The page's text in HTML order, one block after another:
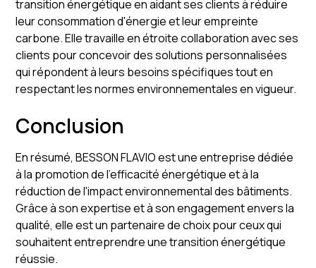
transition énergétique en aidant ses clients à réduire
leur consommation d'énergie et leur empreinte
carbone. Elle travaille en étroite collaboration avec ses
clients pour concevoir des solutions personnalisées
qui répondent à leurs besoins spécifiques tout en
respectant les normes environnementales en vigueur.
Conclusion
En résumé, BESSON FLAVIO est une entreprise dédiée
à la promotion de l'efficacité énergétique et à la
réduction de l'impact environnemental des bâtiments.
Grâce à son expertise et à son engagement envers la
qualité, elle est un partenaire de choix pour ceux qui
souhaitent entreprendre une transition énergétique
réussie.